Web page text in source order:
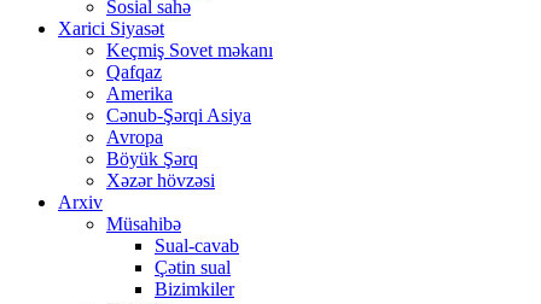
Sosial sahə
Xarici Siyasət
Keçmiş Sovet məkanı
Qafqaz
Amerika
Cənub-Şərqi Asiya
Avropa
Böyük Şərq
Xəzər hövzəsi
Arxiv
Müsahibə
Sual-cavab
Çətin sual
Bizimkiler